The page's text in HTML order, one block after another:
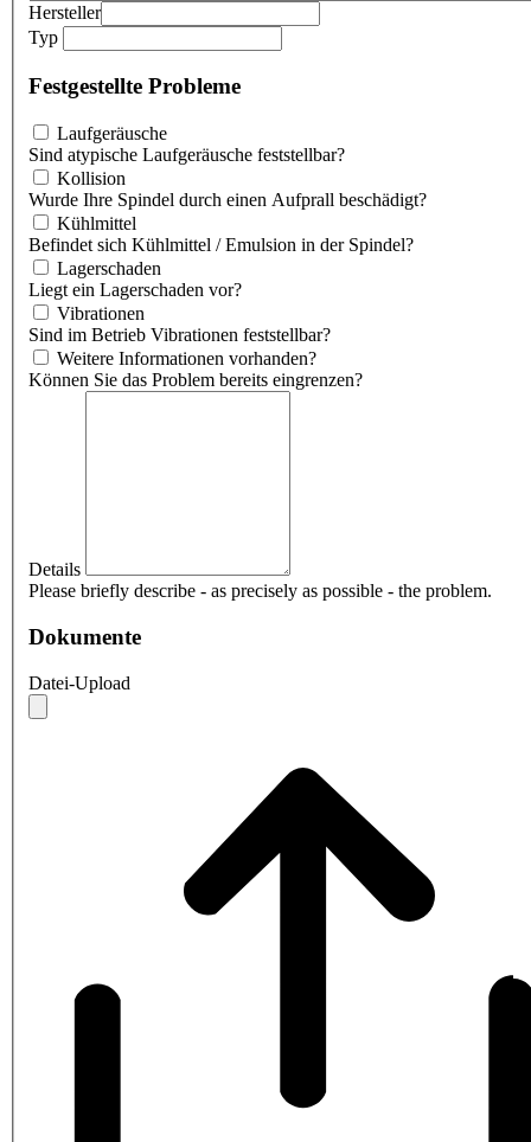
Hersteller
Typ
Festgestellte Probleme
Laufgeräusche
Sind atypische Laufgeräusche feststellbar?
Kollision
Wurde Ihre Spindel durch einen Aufprall beschädigt?
Kühlmittel
Befindet sich Kühlmittel / Emulsion in der Spindel?
Lagerschaden
Liegt ein Lagerschaden vor?
Vibrationen
Sind im Betrieb Vibrationen feststellbar?
Weitere Informationen vorhanden?
Können Sie das Problem bereits eingrenzen?
Details
Please briefly describe - as precisely as possible - the problem.
Dokumente
Datei-Upload